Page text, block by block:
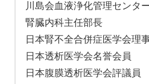
川島会血液浄化管理センタ
腎臓内科主任部長
日本腎不全合併症医学会理
日本透析医学会名誉会員
日本腹膜透析医学会評議員